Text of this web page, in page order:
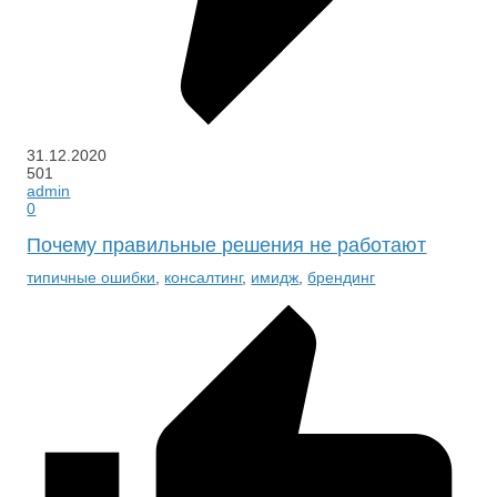
31.12.2020
501
admin
0
Почему правильные решения не работают
типичные ошибки консалтинг, имидж ,брендинг